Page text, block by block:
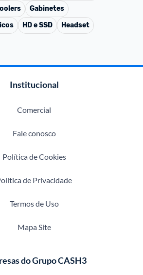
Gabinetes
HD e SSD Headset
Institucional
Comercial
Fale conosco
Política de Cookies
de Privacidade
Termos de Uso
Mapa Site
do Grupo CASH3